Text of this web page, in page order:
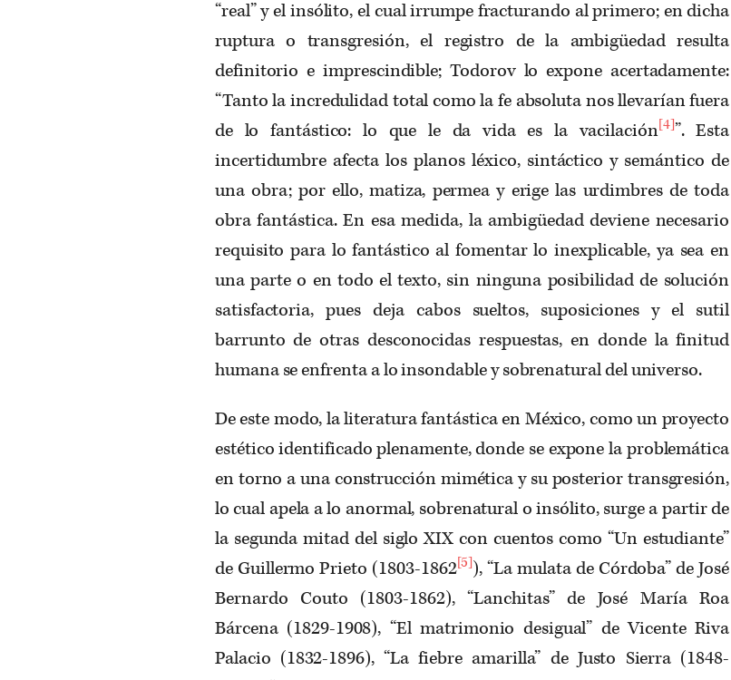
“real” y el insólito, el cual irrumpe fracturando al primero; en dicha
ruptura o transgresión, el registro de la ambigüedad resulta
definitorio e imprescindible; Todorov lo expone acertadamente:
“Tanto la incredulidad total como la fe absoluta nos llevarían fuera
de lo fantástico: lo que le da vida es la vacilación[4]”. Esta
incertidumbre afecta los planos léxico, sintáctico y semántico de
una obra; por ello, matiza, permea y erige las urdimbres de toda
obra fantástica. En esa medida, la ambigüedad deviene necesario
requisito para lo fantástico al fomentar lo inexplicable, ya sea en
una parte o en todo el texto, sin ninguna posibilidad de solución
satisfactoria, pues deja cabos sueltos, suposiciones y el sutil
barrunto de otras desconocidas respuestas, en donde la finitud
humana se enfrenta a lo insondable y sobrenatural del universo.
De este modo, la literatura fantástica en México, como un proyecto
estético identificado plenamente, donde se expone la problemática
en torno a una construcción mimética y su posterior transgresión,
lo cual apela a lo anormal, sobrenatural o insólito, surge a partir de
la segunda mitad del siglo XIX con cuentos como “Un estudiante”
de Guillermo Prieto (1803-1862[5]), “La mulata de Córdoba” de José
Bernardo Couto (1803-1862), “Lanchitas” de José María Roa
Bárcena (1829-1908), “El matrimonio desigual” de Vicente Riva
Palacio (1832-1896), “La fiebre amarilla” de Justo Sierra (1848-